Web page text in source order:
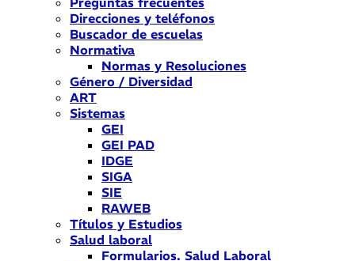
Direcciones y teléfonos
Buscador de escuelas
Normativa
Normas y Resoluciones
Género / Diversidad
ART
Sistemas
GEI
GEI PAD
IDGE
SIGA
SIE
RAWEB
Títulos y Estudios
Salud laboral
Formularios. Salud Laboral